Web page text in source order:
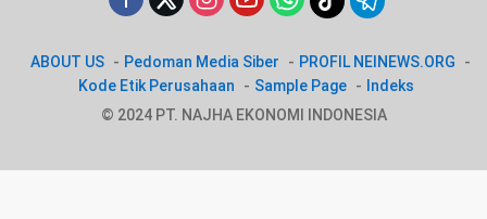
ABOUT US Pedoman Media Siber
PROFIL NEINEWS.ORG
Kode Etik Perusahaan
Sample Page
Indeks
© 2024 PT. NAJHA EKONOMI INDONESIA